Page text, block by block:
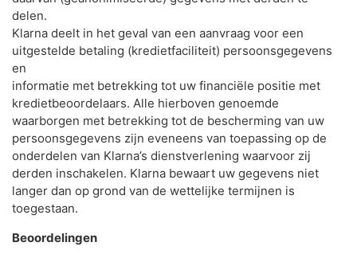
delen.
Klarna deelt in het geval van een aanvraag voor een
uitgestelde betaling (kredietfaciliteit) persoonsgegevens
en
informatie met betrekking tot uw financiële positie met
kredietbeoordelaars. Alle hierboven genoemde
waarborgen met betrekking tot de bescherming van uw
persoonsgegevens zijn eveneens van toepassing op de
onderdelen van Klarna’s dienstverlening waarvoor zij
derden inschakelen. Klarna bewaart uw gegevens niet
langer dan op grond van de wettelijke termijnen is
toegestaan.
Beoordelingen